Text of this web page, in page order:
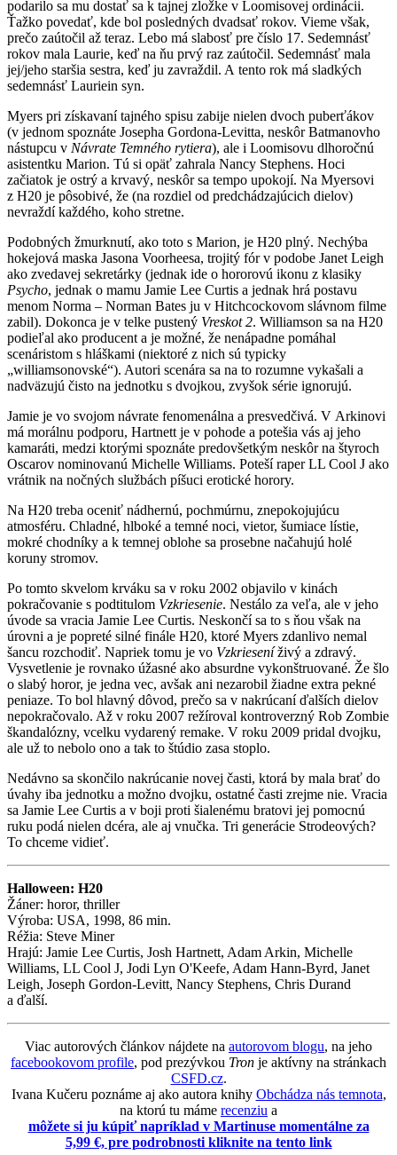
podarilo sa mu dostať sa k tajnej zložke v Loomisovej ordinácii.
Ťažko povedať, kde bol posledných dvadsať rokov. Vieme však,
prečo zaútočil až teraz. Lebo má slabosť pre číslo 17. Sedemnásť
rokov mala Laurie, keď na ňu prvý raz zaútočil. Sedemnásť mala
jej/jeho staršia sestra, keď ju zavraždil. A tento rok má sladkých
sedemnásť Lauriein syn.
Myers pri získavaní tajného spisu zabije nielen dvoch puberťákov
(v jednom spoznáte Josepha Gordona-Levitta, neskôr Batmanovho
nástupcu v Návrate Temného rytiera), ale i Loomisovu dlhoročnú
asistentku Marion. Tú si opäť zahrala Nancy Stephens. Hoci
začiatok je ostrý a krvavý, neskôr sa tempo upokojí. Na Myersovi
z H20 je pôsobivé, že (na rozdiel od predchádzajúcich dielov)
nevraždí každého, koho stretne.
Podobných žmurknutí, ako toto s Marion, je H20 plný. Nechýba
hokejová maska Jasona Voorheesa, trojitý fór v podobe Janet Leigh
ako zvedavej sekretárky (jednak ide o hororovú ikonu z klasiky
Psycho, jednak o mamu Jamie Lee Curtis a jednak hrá postavu
menom Norma – Norman Bates ju v Hitchcockovom slávnom filme
zabil). Dokonca je v telke pustený Vreskot 2. Williamson sa na H20
podieľal ako producent a je možné, že nenápadne pomáhal
scenáristom s hláškami (niektoré z nich sú typicky
„williamsonovské“). Autori scenára sa na to rozumne vykašali a
nadväzujú čisto na jednotku s dvojkou, zvyšok série ignorujú.
Jamie je vo svojom návrate fenomenálna a presvedčivá. V Arkinovi
má morálnu podporu, Hartnett je v pohode a potešia vás aj jeho
kamaráti, medzi ktorými spoznáte predovšetkým neskôr na štyroch
Oscarov nominovanú Michelle Williams. Poteší raper LL Cool J ako
vrátnik na nočných službách píšuci erotické horory.
Na H20 treba oceniť nádhernú, pochmúrnu, znepokojujúcu
atmosféru. Chladné, hlboké a temné noci, vietor, šumiace lístie,
mokré chodníky a k temnej oblohe sa prosebne načahujú holé
koruny stromov.
Po tomto skvelom krváku sa v roku 2002 objavilo v kinách
pokračovanie s podtitulom Vzkriesenie. Nestálo za veľa, ale v jeho
úvode sa vracia Jamie Lee Curtis. Neskončí sa to s ňou však na
úrovni a je popreté silné finále H20, ktoré Myers zdanlivo nemal
šancu rozchodiť. Napriek tomu je vo Vzkrieseníživý a zdravý.
Vysvetlenie je rovnako úžasné ako absurdne vykonštruované. Že šlo
o slabý horor, je jedna vec, avšak ani nezarobil žiadne extra pekné
peniaze. To bol hlavný dôvod, prečo sa v nakrúcaní ďalších dielov
nepokračovalo. Až v roku 2007 režíroval kontroverzný Rob Zombie
škandalózny, vcelku vydarený remake. V roku 2009 pridal dvojku,
ale už to nebolo ono a tak to štúdio zasa stoplo.
Nedávno sa skončilo nakrúcanie novej časti, ktorá by mala brať do
úvahy iba jednotku a možno dvojku, ostatné časti zrejme nie. Vracia
sa Jamie Lee Curtis a v boji proti šialenému bratovi jej pomocnú
ruku podá nielen dcéra, ale aj vnučka. Tri generácie Strodeových?
To chceme vidieť.
Halloween: H20
Žáner: horor, thriller
Výroba: USA, 1998, 86 min.
Réžia: Steve Miner
Hrajú: Jamie Lee Curtis, Josh Hartnett, Adam Arkin, Michelle
Williams, LL Cool J, Jodi Lyn O'Keefe, Adam Hann-Byrd, Janet
Leigh, Joseph Gordon-Levitt, Nancy Stephens, Chris Durand
a ďalší.
Viac autorových článkov nájdete na autorovom blogu, na jeho
facebookovom profile, pod prezývkou Tron je aktívny na stránkach
CSFD.cz.
Ivana Kučeru poznáme aj ako autora knihy Obchádza nás temnota,
na ktorú tu máme recenziu a
môžete si ju kúpiť napríklad v Martinuse momentálne za
5,99 €, pre podrobnosti kliknite na tento link